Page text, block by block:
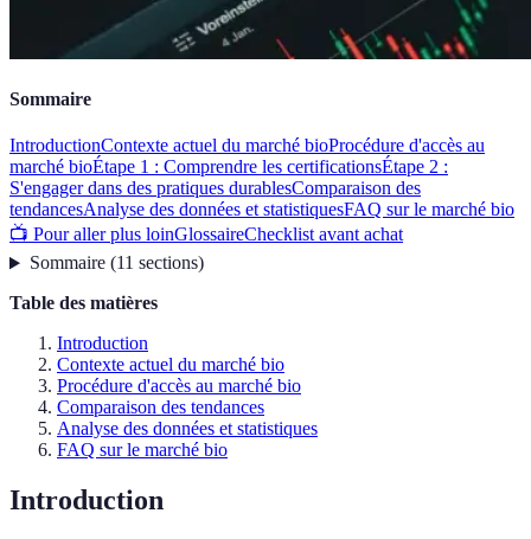
Sommaire
IntroductionContexte actuel du marché bioProcédure d'accès au
marché bioÉtape 1 : Comprendre les certificationsÉtape 2 :
S'engager dans des pratiques durablesComparaison des
tendancesAnalyse des données et statistiquesFAQ sur le marché bio
📺 Pour aller plus loinGlossaireChecklist avant achat
Sommaire(11 sections)
Table des matières
Introduction
Contexte actuel du marché bio
Procédure d'accès au marché bio
Comparaison des tendances
Analyse des données et statistiques
FAQ sur le marché bio
Introduction